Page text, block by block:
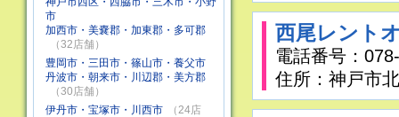
市
加西市・美嚢郡・加東郡・多可郡
（32店舗）
豊岡市・三田市・篠山市・養父市
丹波市・朝来市・川辺郡・美方郡
（30店舗）
伊丹市・宝塚市・川西市
（24店
西尾レント
電話番号：
住所：神戸市